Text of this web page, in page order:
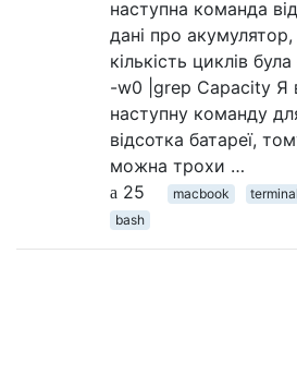
наступна команда
дані про
кількість циклів
-w0 |grep Capacity Я
наступну команду
відсотка батареї,
можна трохи …
25
macbook terminal
bash